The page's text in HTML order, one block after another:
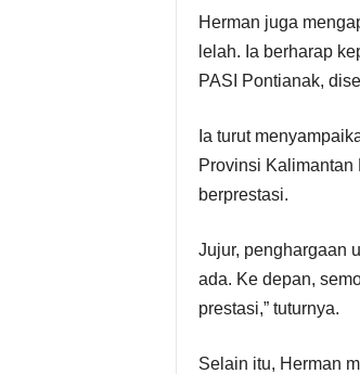
Herman juga
lelah. Ia berharap
PASI Pontianak,
Ia turut
Provinsi Kalimantan
berprestasi.
Jujur, penghargaan
ada. Ke depan,
prestasi,” tuturnya.
Selain itu, Herman